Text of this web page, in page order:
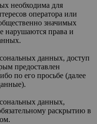
необходима для
оператора или
значимых
нарушаются права и
данных, доступ
предоставлен
по его просьбе (далее
данных,
раскрытию в